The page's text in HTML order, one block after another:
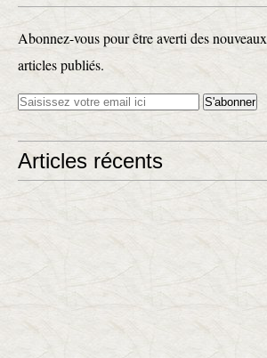
Abonnez-vous pour être averti des nouveaux
articles publiés.
Articles récents